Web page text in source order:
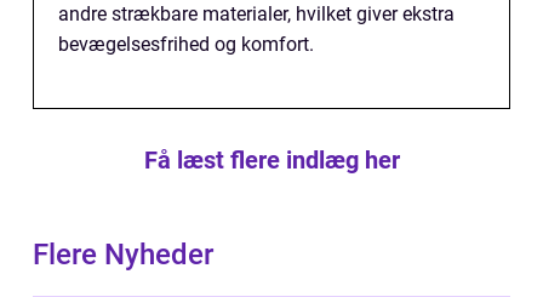
andre strækbare materialer, hvilket giver ekstra
bevægelsesfrihed og komfort.
Få læst flere indlæg her
Flere Nyheder